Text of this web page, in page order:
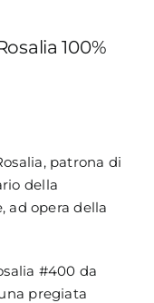
100%
patrona di
della
ad opera della
#400 da
pregiata